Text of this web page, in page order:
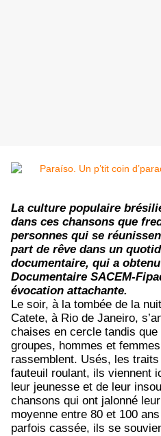
La culture populaire
dans ces chansons que
personnes qui se
part de rêve dans un
documentaire, qui a
Documentaire SACEM-
évocation attachante.
Le soir, à la tombée de la
Catete, à Rio de Janeiro,
chaises en cercle tandis
groupes, hommes et
rassemblent. Usés, les
fauteuil roulant, ils viennent
leur jeunesse et de leur
chansons qui ont jalonné
moyenne entre 80 et 100
parfois cassée, ils se